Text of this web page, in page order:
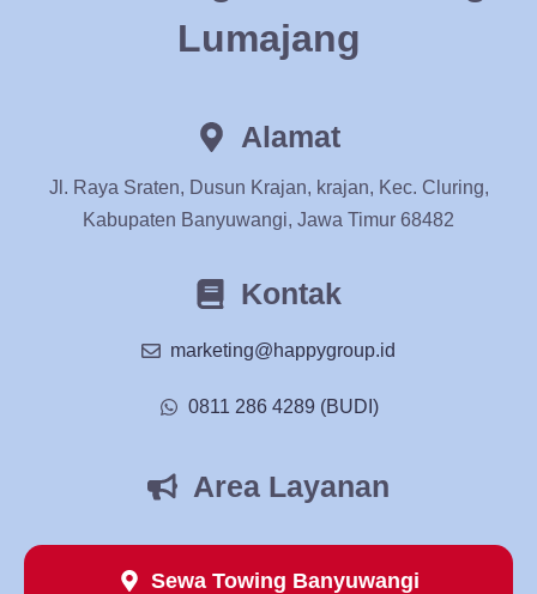
Lumajang
Alamat
Jl. Raya Sraten, Dusun Krajan, krajan, Kec. Cluring,
Kabupaten Banyuwangi, Jawa Timur 68482
Kontak
marketing@happygroup.id
0811 286 4289 (BUDI)
Area Layanan
Sewa Towing Banyuwangi